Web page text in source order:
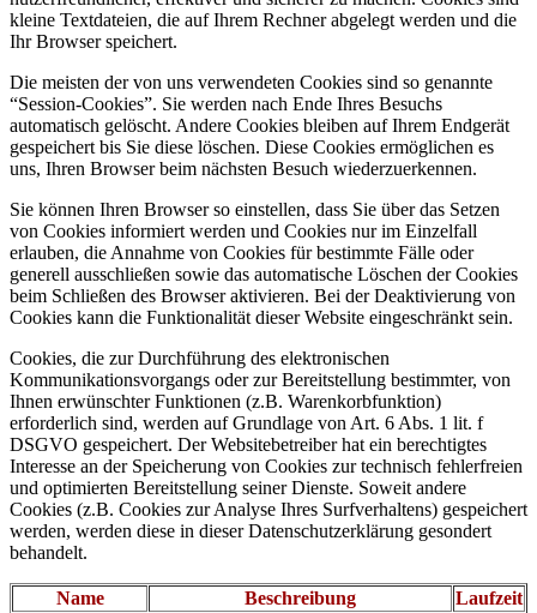
kleine Textdateien, die auf Ihrem Rechner abgelegt werden und die
Ihr Browser speichert.
Die meisten der von uns verwendeten Cookies sind so genannte
“Session-Cookies”. Sie werden nach Ende Ihres Besuchs
automatisch gelöscht. Andere Cookies bleiben auf Ihrem Endgerät
gespeichert bis Sie diese löschen. Diese Cookies ermöglichen es
uns, Ihren Browser beim nächsten Besuch wiederzuerkennen.
Sie können Ihren Browser so einstellen, dass Sie über das Setzen
von Cookies informiert werden und Cookies nur im Einzelfall
erlauben, die Annahme von Cookies für bestimmte Fälle oder
generell ausschließen sowie das automatische Löschen der Cookies
beim Schließen des Browser aktivieren. Bei der Deaktivierung von
Cookies kann die Funktionalität dieser Website eingeschränkt sein.
Cookies, die zur Durchführung des elektronischen
Kommunikationsvorgangs oder zur Bereitstellung bestimmter, von
Ihnen erwünschter Funktionen (z.B. Warenkorbfunktion)
erforderlich sind, werden auf Grundlage von Art. 6 Abs. 1 lit. f
DSGVO gespeichert. Der Websitebetreiber hat ein berechtigtes
Interesse an der Speicherung von Cookies zur technisch fehlerfreien
und optimierten Bereitstellung seiner Dienste. Soweit andere
Cookies (z.B. Cookies zur Analyse Ihres Surfverhaltens) gespeichert
werden, werden diese in dieser Datenschutzerklärung gesondert
behandelt.
Name Beschreibung Laufzeit